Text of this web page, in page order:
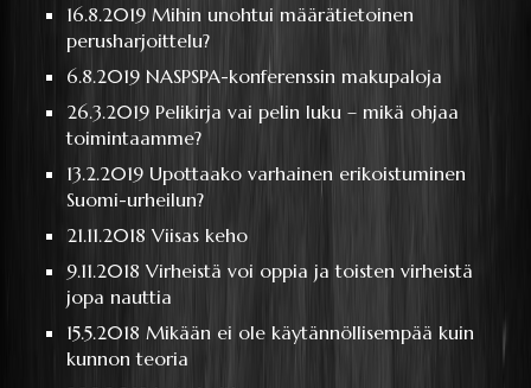
16.8.2019 Mihin unohtui määrätietoinen
perusharjoittelu?
6.8.2019 NASPSPA-konferenssin makupaloja
26.3.2019 Pelikirja vai pelin luku – mikä ohjaa
toimintaamme?
13.2.2019Upottaako varhainen erikoistuminen
Suomi-urheilun?
21.11.2018Viisas keho
9.11.2018Virheistä voi oppia ja toisten virheistä
jopa nauttia
15.5.2018 Mikään ei ole käytännöllisempää kuin
kunnon teoria